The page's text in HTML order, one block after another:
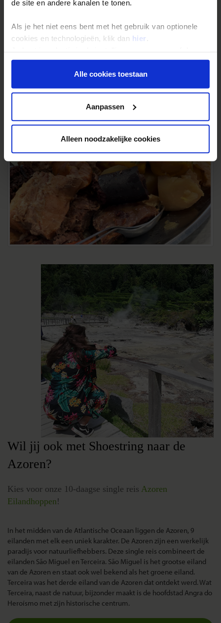
de site en andere kanalen te tonen.
Als je het niet eens bent met het gebruik van optionele
cookies en technologieën, klik dan hier
onder aan de pagina op elk gewenst moment voor de
toekomst wijzigen.Alle cookies toestaan
Aanpassen
Alleen noodzakelijke cookies
Wil jij ook met Shoestring naar de
Azoren?
Kies voor onze 10-daagse single reis Azoren
Eilandhoppen!
In het midden van de Atlantische Oceaan liggen de Azoren, 9
eilanden met elk een uniek karakter. De Azoren zijn een werkelijk
paradijs voor natuurliefhebbers. Deze single reis combineert de
eilanden São Miguel en Terceira. São Miguel is het grootse eiland
van de Azoren en staat ook wel bekend als het groene eiland.
Terceira was het derde eiland van de Azoren dat ontdekt werd. Wat
Terceira, naast de natuur, bijzonder maakt is de hoofdstad Angra do
Heroísmo met zijn historische centrum.